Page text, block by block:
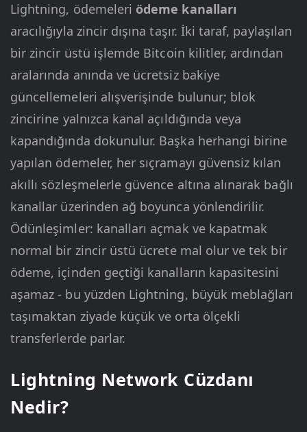
Lightning, ödemeleri ödeme kanalları
aracılığıyla zincir dışına taşır. İki taraf, paylaşılan
bir zincir üstü işlemde Bitcoin kilitler, ardından
aralarında anında ve ücretsiz bakiye
güncellemeleri alışverişinde bulunur; blok
zincirine yalnızca kanal açıldığında veya
kapandığında dokunulur. Başka herhangi birine
yapılan ödemeler, her sıçramayı güvensiz kılan
akıllı sözleşmelerle güvence altına alınarak bağlı
kanallar üzerinden ağ boyunca yönlendirilir.
Ödünleşimler: kanalları açmak ve kapatmak
normal bir zincir üstü ücrete mal olur ve tek bir
ödeme, içinden geçtiği kanalların kapasitesini
aşamaz - bu yüzden Lightning, büyük meblağları
taşımaktan ziyade küçük ve orta ölçekli
transferlerde parlar.
Lightning Network Cüzdanı
Nedir?